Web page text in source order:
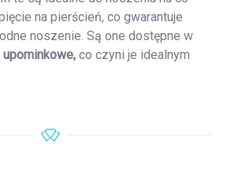
na pierścień, co gwarantuje
noszenie. Są one dostępne w
upominkowe, co czyni je idealnym